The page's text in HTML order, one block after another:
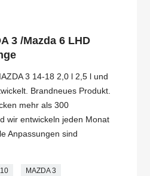
3 /Mazda 6 LHD
3 14-18 2,0 l 2,5 l und
Brandneues Produkt.
mehr als 300
wir entwickeln jeden Monat
Anpassungen sind
MAZDA 3